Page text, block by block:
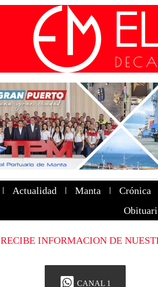
Actualidad Manta Crónica
RECIBE INFORMACION DE
CANAL 1